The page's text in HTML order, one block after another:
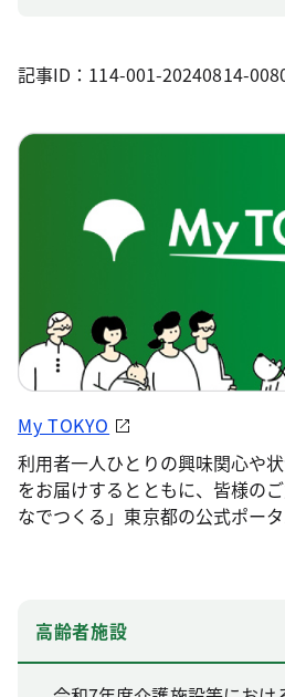
記事ID：114-001-20240814-
My TOKYO
利用者一人ひとりの興味関心や
をお届けするとともに、皆様の
なでつくる」東京都の公式ポータ
高齢者施設